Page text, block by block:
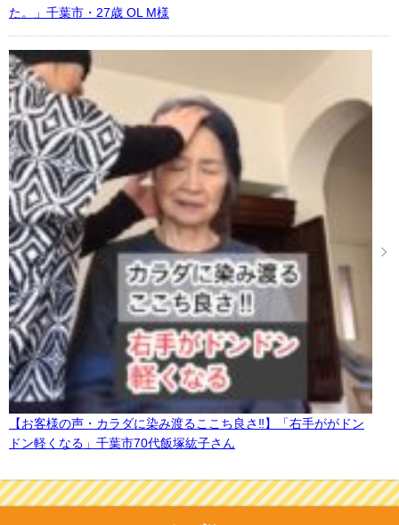
た。」千葉市・27歳 OL M様
【お客様の声・カラダに染み渡るここち良さ‼︎】「右手ががドン
ドン軽くなる」千葉市70代飯塚紘子さん